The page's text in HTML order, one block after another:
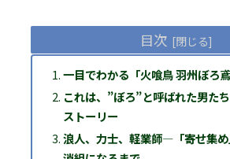
目次
一目でわかる「火喰鳥 羽州ぼろ
これは、”ぼろ”と呼ばれた男た
ストーリー
浪人、力士、軽業師—「寄せ集